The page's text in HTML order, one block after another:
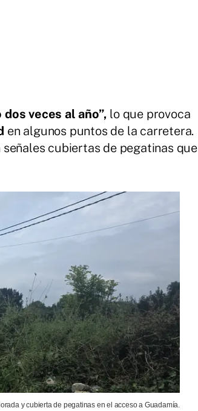
veces al año”, lo que provoca
en algunos puntos de la carretera.
señales cubiertas de pegatinas que
y cubierta de pegatinas en el acceso a Guadamía.